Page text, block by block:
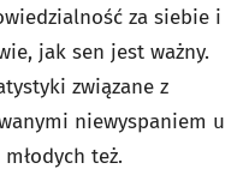
za siebie i
jak sen jest ważny.
związane z
niewyspaniem u
też.